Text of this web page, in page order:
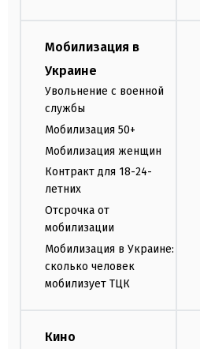
Мобилизация в
Украине
Увольнение с военной
службы
Мобилизация 50+
Мобилизация женщин
Контракт для 18-24-
летних
Отсрочка от
мобилизации
Мобилизация в Украине:
сколько человек
мобилизует ТЦК
Кино